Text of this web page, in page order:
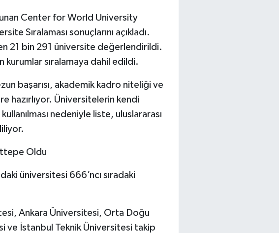
Center for World University
Sıralaması sonuçlarını açıkladı.
21 bin 291 üniversite değerlendirildi.
kurumlar sıralamaya dahil edildi.
başarısı, akademik kadro niteliği ve
hazırlıyor. Üniversitelerin kendi
nedeniyle liste, uluslararası
Oldu
üniversitesi 666’ncı sıradaki
Ankara Üniversitesi, Orta Doğu
ve İstanbul Teknik Üniversitesi takip